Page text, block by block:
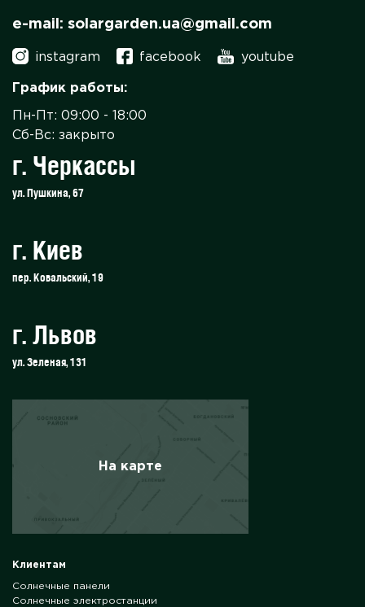
e-mail: solargarden.ua@gmail.com
instagram facebook youtube
График работы:
Пн-Пт: 09:00 - 18:00
Сб-Вс: закрыто
г. Черкассы
ул. Пушкина, 67
г. Киев
пер. Ковальский, 19
г. Львов
ул. Зеленая, 131
На карте
Клиентам
Солнечные панели
Солнечные электростанции